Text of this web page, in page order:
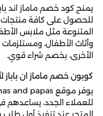
يمنح كود خصم ماماز اند
للحصول على كافة منتجات
المتنوعة مثل ملابس
وأثاث الأطفال، ومستلزمات
الأخرى، بخصم شراء قوي.
كوبون خصم ماماز ان
للعملاء الجدد،